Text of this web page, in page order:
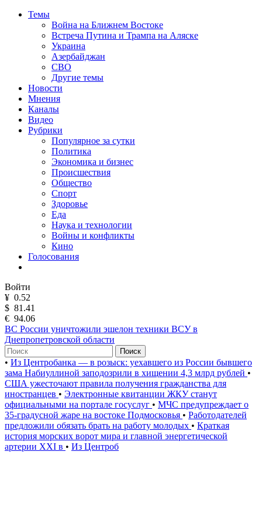
Темы
Война на Ближнем Востоке
Встреча Путина и Трампа на Аляске
Украина
Азербайджан
СВО
Другие темы
Новости
Мнения
Каналы
Видео
Рубрики
Популярное за сутки
Политика
Экономика и бизнес
Происшествия
Общество
Спорт
Здоровье
Еда
Наука и технологии
Войны и конфликты
Кино
Голосования
Войти
¥ 0.52
$ 81.41
€ 94.06
ВС России уничтожили эшелон техники ВСУ в
Днепропетровской области
Поиск
• Из Центробанка — в розыск: уехавшего из России бывшего
зама Набиуллиной заподозрили в хищении 4,3 млрд рублей •
США ужесточают правила получения гражданства для
иностранцев • Электронные квитанции ЖКУ станут
официальными на портале госуслуг • МЧС предупреждает о
35-градусной жаре на востоке Подмосковья • Работодателей
предложили обязать брать на работу молодых • Краткая
история морских ворот мира и главной энергетической
артерии XXI в • Из Центроб